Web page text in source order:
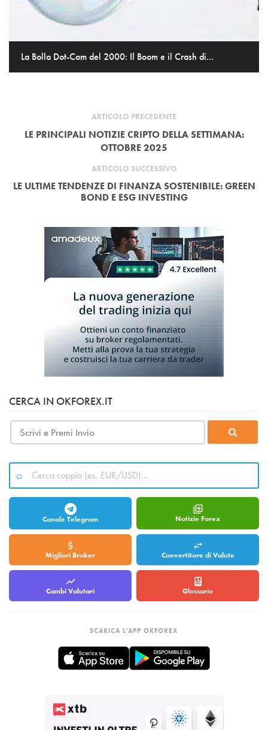
La Bolla Dot-Com del 2000: Il Boom e il Crash di...
ARTICOLO PRECEDENTE
LE PRINCIPALI NOTIZIE CRIPTO DELLA SETTIMANA:
OTTOBRE 2025
ARTICOLO SUCCESSIVO
LE ULTIME TENDENZE DI FINANZA SOSTENIBILE: GREEN
BOND E ESG INVESTING
CERCA IN OKFOREX.IT
Canale Telegram Notizie Forex
Migliori Broker Convertitore di Valute
Cambi Valutari Glossario
SCARICA L'APP OKFOREX